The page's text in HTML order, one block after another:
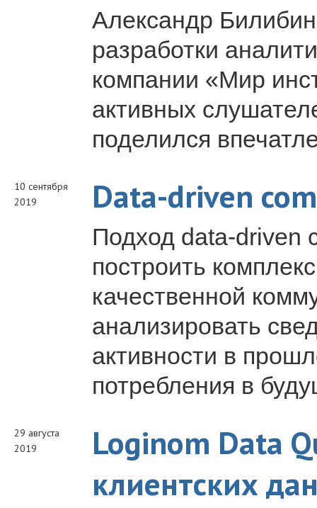
Александр
разработки
компании «Мир
активных
поделился
10 сентября
2019
Data-driven
Подход data-driven
построить
качественной
анализировать
активности в
потребления в
29 августа
2019
Loginom Data
клиентских